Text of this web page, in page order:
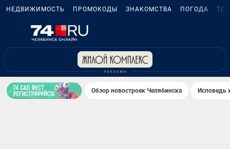
НЕДВИЖИМОСТЬ ПРОМОКОДЫ ЗНАКОМСТВА ПОГОДА
Обзор новостроек Челябинска Исповедь